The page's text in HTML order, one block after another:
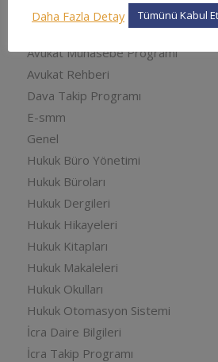
adliyesine nasıl gidilir
Avukat Muhasebe Programı
Avukat Rehberi
Dava Takip Programı
E-smm
Genel
Hukuk Büro Yönetimi
Hukuk Büroları
Hukuk Dergileri
Hukuk Hikayeleri
Hukuk Kitapları
Hukuk Makaleleri
Hukuk Okulları
Hukuk Otomasyon Sistemi
İcra Daire Bilgileri
İcra Takip Programı
Daha Fazla Detay
Tümünü Kabul Et